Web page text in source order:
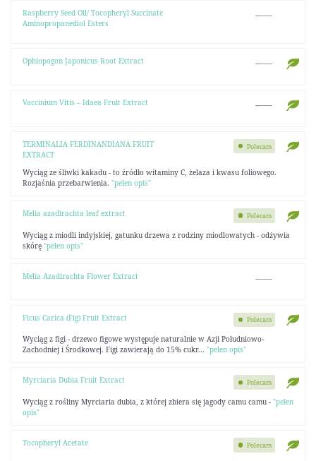
Raspberry Seed Oil/ Tocopheryl Succinate
Aminopropanediol Esters
--------
Ophiopogon Japonicus Root Extract --------
Vaccinium Vitis – Idaea Fruit Extract --------
TERMINALIA FERDINANDIANA FRUIT
EXTRACT
Wyciąg ze śliwki kakadu - to źródło witaminy C, żelaza i kwasu foliowego.
Rozjaśnia przebarwienia. "pełen opis"
Polecam
Melia azadirachta leaf extract
Wyciąg z miodli indyjskiej, gatunku drzewa z rodziny miodlowatych - odżywia
skórę "pełen opis"
Polecam
Melia Azadirachta Flower Extract --------
Ficus Carica (Fig) Fruit Extract
Wyciąg z figi - drzewo figowe występuje naturalnie w Azji Południowo-
Zachodniej i Środkowej. Figi zawierają do 15% cukr... "pełen opis"
Polecam
Myrciaria Dubia Fruit Extract
Wyciąg z rośliny Myrciaria dubia, z której zbiera się jagody camu camu - "pełen
opis"
Polecam
Tocopheryl Acetate Polecam